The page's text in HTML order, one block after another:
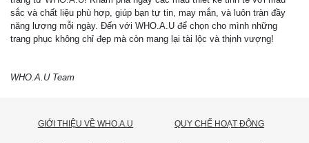
sắc và chất liệu phù hợp, giúp bạn tự tin, may mắn, và luôn tràn đầy
năng lượng mỗi ngày. Đến với WHO.A.U để chọn cho mình những
trang phục không chỉ đẹp mà còn mang lại tài lộc và thịnh vượng!
WHO.A.U Team
GIỚI THIỆU VỀ WHO.A.U QUY CHẾ HOẠT ĐỘNG